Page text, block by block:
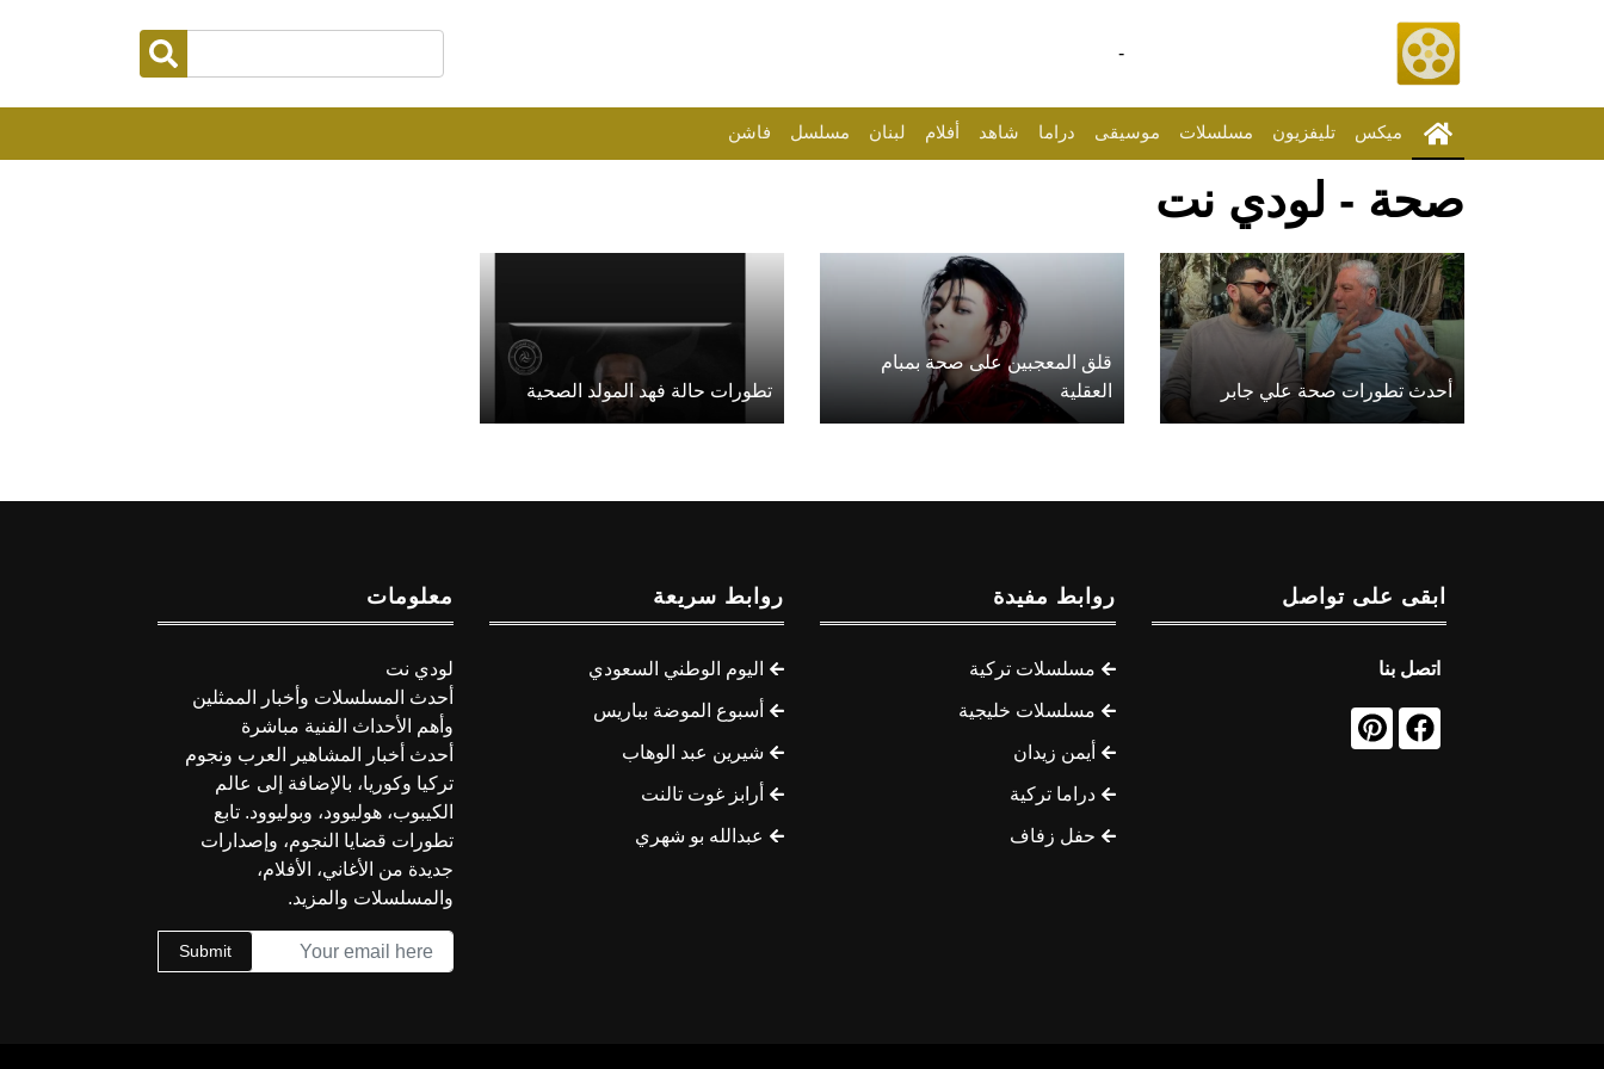
-
ميكس تليفزيون مسلسلات موسيقى دراما شاهد أفلام لبنان مسلسل فاشن
صحة - لودي نت
أحدث تطورات صحة علي جابر
قلق المعجبين على صحة بمبام
العقلية
تطورات حالة فهد المولد الصحية
ابقى على تواصل
اتصل بنا
روابط مفيدة
مسلسلات تركية
مسلسلات خليجية
أيمن زيدان
دراما تركية
حفل زفاف
روابط سريعة
اليوم الوطني السعودي
أسبوع الموضة بباريس
شيرين عبد الوهاب
أرابز غوت تالنت
عبدالله بو شهري
معلومات
لودي نت
أحدث المسلسلات وأخبار الممثلين
وأهم الأحداث الفنية مباشرة
أحدث أخبار المشاهير العرب ونجوم
تركيا وكوريا، بالإضافة إلى عالم
الكيبوب، هوليوود، وبوليوود. تابع
تطورات قضايا النجوم، وإصدارات
جديدة من الأغاني، الأفلام،
والمسلسلات والمزيد.
Submit